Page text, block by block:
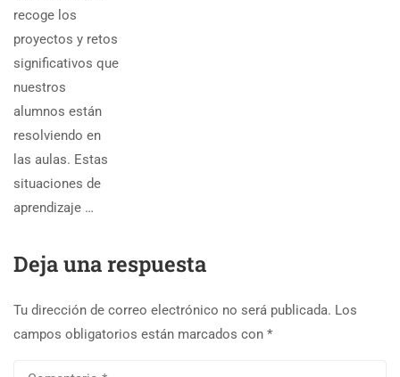
recoge los
proyectos y retos
significativos que
nuestros
alumnos están
resolviendo en
las aulas. Estas
situaciones de
aprendizaje …
Deja una respuesta
Tu dirección de correo electrónico no será publicada. Los
campos obligatorios están marcados con *